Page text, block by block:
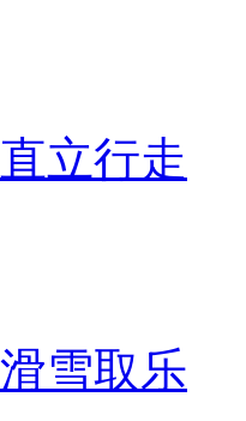
立行走
雪取乐